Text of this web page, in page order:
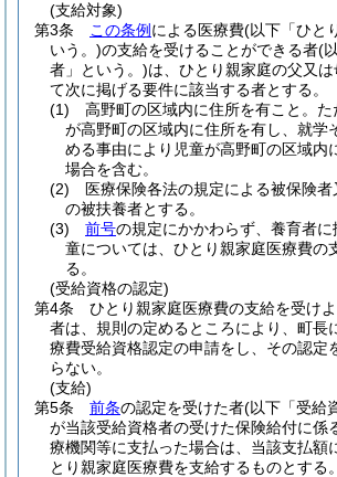
(支給対象)
第3条
この条例 による医療費(以下「ひと
いう。)の支給を受けることができる者(
者」という。)は、ひとり親家庭の父又
て次に掲げる要件に該当する者とする。
(1)
高野町の区域内に住所を有こと。 た
が高野町の区域内に住所を有し、就学
める事由により児童が高野町の区域内
場合を含む。
(2)
医療保険各法の規定による被保険
の被扶養者とする。
(3)
前号の規定にかかわらず、養育者に
童については、ひとり親家庭医療費の
る。
(受給資格の認定)
第4条
ひとり親家庭医療費の支給を受け
者は、規則の定めるところにより、町長
療費受給資格認定の申請をし、その認定
らない。
(支給)
第5条
前条の認定を受けた者(以下「受給
が当該受給資格者の受けた保険給付に係
療機関等に支払った場合は、当該支払額
とり親家庭医療費を支給するものとする。